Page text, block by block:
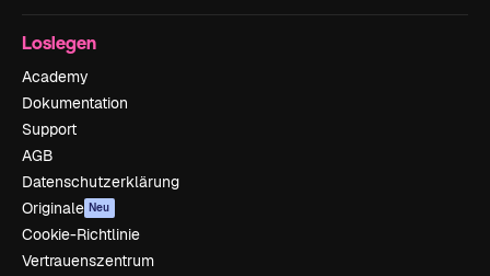
Loslegen
Academy
Dokumentation
Support
AGB
Datenschutzerklärung
Originale Neu
Cookie-Richtlinie
Vertrauenszentrum